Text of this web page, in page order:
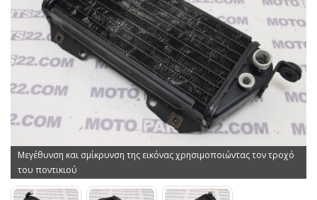
Μεγέθυνση και σμίκρυνση της εικόνας χρησιμοποιώντας τον τροχό
του ποντικιού